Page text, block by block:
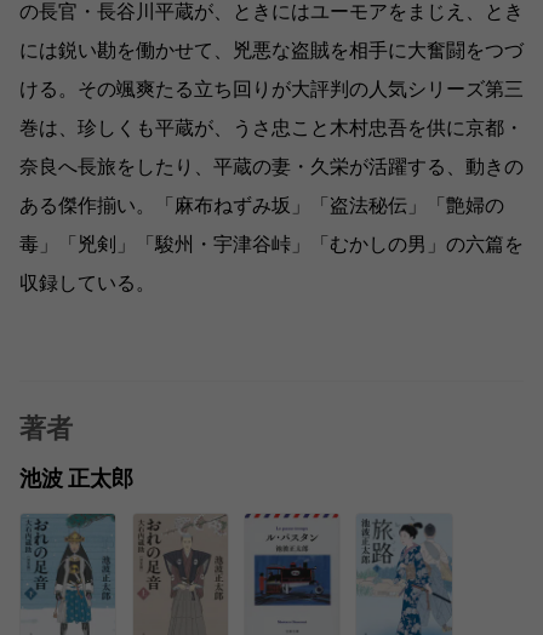
の長官・長谷川平蔵が、ときにはユーモアをまじえ、とき
には鋭い勘を働かせて、兇悪な盗賊を相手に大奮闘をつづ
ける。その颯爽たる立ち回りが大評判の人気シリーズ第三
巻は、珍しくも平蔵が、うさ忠こと木村忠吾を供に京都・
奈良へ長旅をしたり、平蔵の妻・久栄が活躍する、動きの
ある傑作揃い。「麻布ねずみ坂」「盗法秘伝」「艶婦の
毒」「兇剣」「駿州・宇津谷峠」「むかしの男」の六篇を
収録している。
著者
池波 正太郎